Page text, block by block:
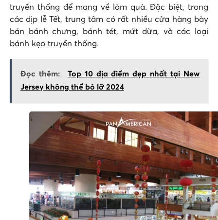
truyền thống để mang về làm quà. Đặc biệt, trong
các dịp lễ Tết, trung tâm có rất nhiều cửa hàng bày
bán bánh chưng, bánh tét, mứt dừa, và các loại
bánh kẹo truyền thống.
Đọc thêm:
Top 10 địa điểm đẹp nhất tại New
Jersey không thể bỏ lỡ 2024